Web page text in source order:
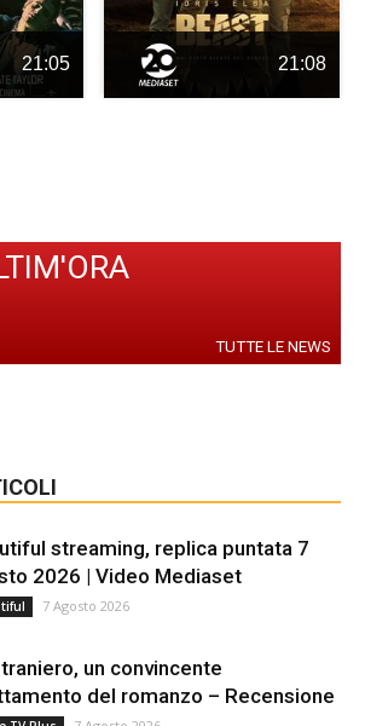
21:05 21:08
TUTTE LE NEWS
streaming, replica puntata 7
2026 | Video Mediaset
7 Agosto 2026
un convincente
del romanzo – Recensione